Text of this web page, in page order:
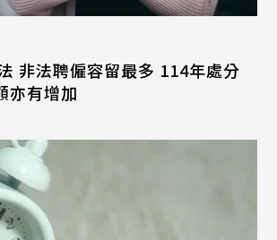
非法聘僱容留最多 114年處分
亦有增加